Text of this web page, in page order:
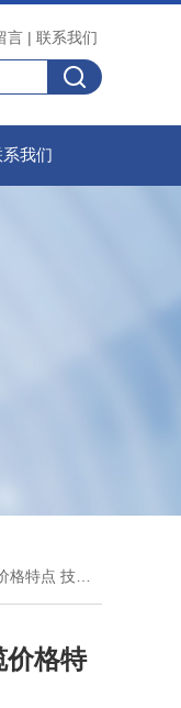
言 | 联系我们
系我们
技术参数
价格特